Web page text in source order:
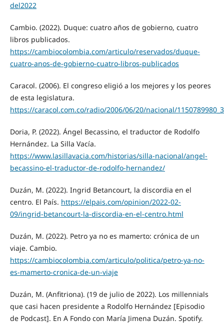
del2022
Cambio. (2022). Duque: cuatro años de gobierno, cuatro
libros publicados.
https://cambiocolombia.com/articulo/reservados/duque-
cuatro-anos-de-gobierno-cuatro-libros-publicados
Caracol. (2006). El congreso eligió a los mejores y los peores
de esta legislatura.
https://caracol.com.co/radio/2006/06/20/nacional/
Doria, P. (2022). Ángel Becassino, el traductor de Rodolfo
Hernández. La Silla Vacía.
https://www.lasillavacia.com/historias/silla-nacional/angel-
becassino-el-traductor-de-rodolfo-hernandez/
Duzán, M. (2022). Ingrid Betancourt, la discordia en el
centro. El País. https://elpais.com/opinion/2022-02-
09/ingrid-betancourt-la-discordia-en-el-centro.html
Duzán, M. (2022). Petro ya no es mamerto: crónica de un
viaje. Cambio.
https://cambiocolombia.com/articulo/politica/petro-ya-no-
es-mamerto-cronica-de-un-viaje
Duzán, M. (Anfitriona). (19 de julio de 2022). Los millennials
que casi hacen presidente a Rodolfo Hernández [Episodio
de Podcast]. En A Fondo con María Jimena Duzán. Spotify.